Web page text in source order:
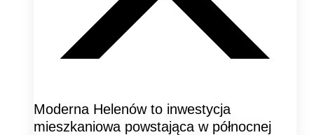
Moderna Helenów to inwestycja
mieszkaniowa powstająca w północnej